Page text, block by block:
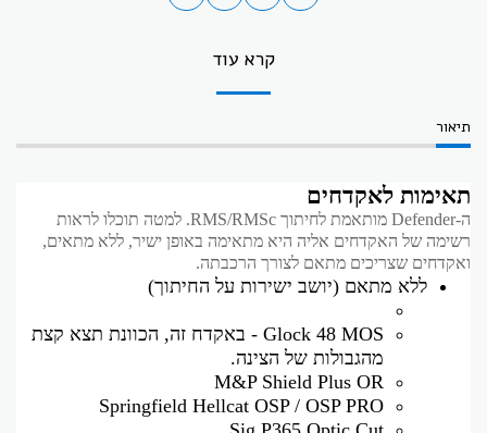
קרא עוד
תיאור
תאימות לאקדחים
ה-Defender מותאמת לחיתוך RMS/RMSc. למטה תוכלו לראות
רשימה של האקדחים אליה היא מתאימה באופן ישיר, ללא מתאים,
ואקדחים שצריכים מתאם לצורך הרכבתה.
ללא מתאם (יושב ישירות על החיתוך)
Glock 48 MOS - באקדח זה, הכוונת תצא קצת
מהגבולות של הצינה.
M&P Shield Plus OR
Springfield Hellcat OSP / OSP PRO